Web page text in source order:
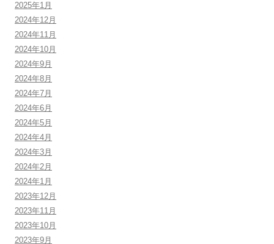
2025年1月
2024年12月
2024年11月
2024年10月
2024年9月
2024年8月
2024年7月
2024年6月
2024年5月
2024年4月
2024年3月
2024年2月
2024年1月
2023年12月
2023年11月
2023年10月
2023年9月